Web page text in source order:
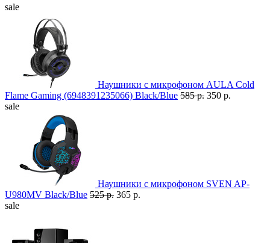
sale
Наушники с микрофоном AULA Cold
Flame Gaming (6948391235066) Black/Blue 585 р. 350 р.
sale
Наушники с микрофоном SVEN AP-
U980MV Black/Blue 525 р. 365 р.
sale